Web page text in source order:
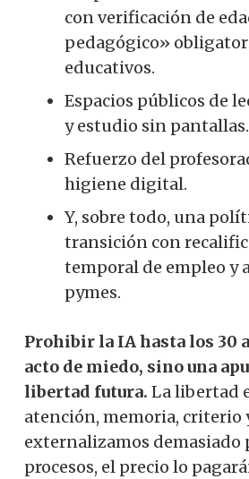
con verificación de
pedagógico»
educativos.
Espacios públicos de
y estudio sin pantallas.
Refuerzo del
higiene digital.
Y, sobre todo, una
transición con
temporal de empleo y
pymes.
Prohibir la IA hasta los 30
acto de miedo, sino una
libertad futura. La libertad
atención, memoria, criterio
externalizamos demasiado
procesos, el precio lo